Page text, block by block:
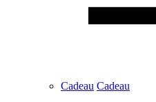
Cadeau Cadeau